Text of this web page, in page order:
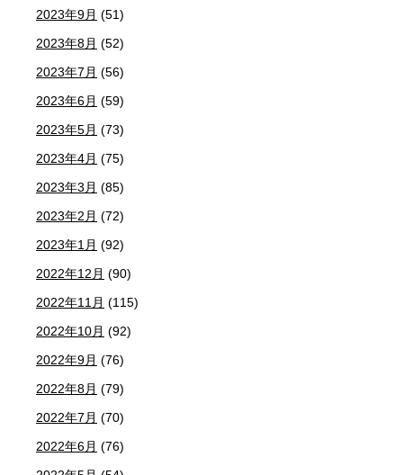
2023年9月 (51)
2023年8月 (52)
2023年7月 (56)
2023年6月 (59)
2023年5月 (73)
2023年4月 (75)
2023年3月 (85)
2023年2月 (72)
2023年1月 (92)
2022年12月 (90)
2022年11月 (115)
2022年10月 (92)
2022年9月 (76)
2022年8月 (79)
2022年7月 (70)
2022年6月 (76)